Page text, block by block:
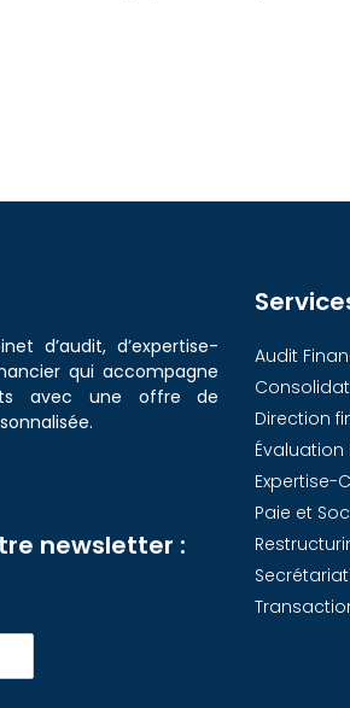
d’audit, d’expertise-
qui accompagne
avec une offre de
newsletter :
Audit
Direction
Évaluation
Expertise-
Paie et